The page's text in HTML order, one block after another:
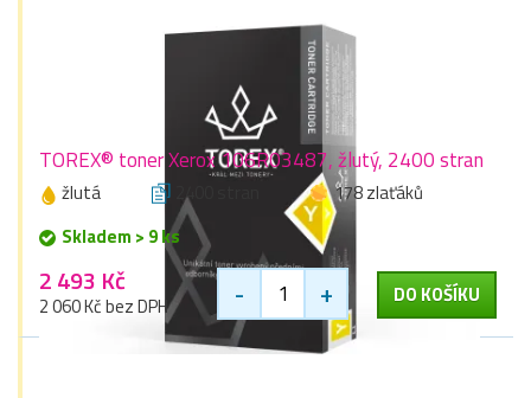
TOREX® toner Xerox 106R03487, žlutý, 2400 stran
žlutá 2400 stran
178 zlaťáků
Skladem > 9 ks
2 493 Kč
2 060 Kč bez DPH - + DO KOŠÍKU